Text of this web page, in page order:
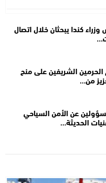
كندا يبحثان خلال اتصال
الشريفين على منح
من…
عن الأمن السياحي
الحديثة…